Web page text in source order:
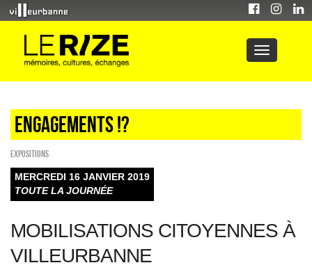
Engagements !?
EXPOSITIONS
MERCREDI 16 JANVIER 2019
TOUTE LA JOURNÉE
MOBILISATIONS CITOYENNES À
VILLEURBANNE